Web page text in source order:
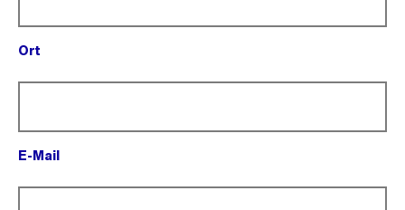
Ort
E-Mail